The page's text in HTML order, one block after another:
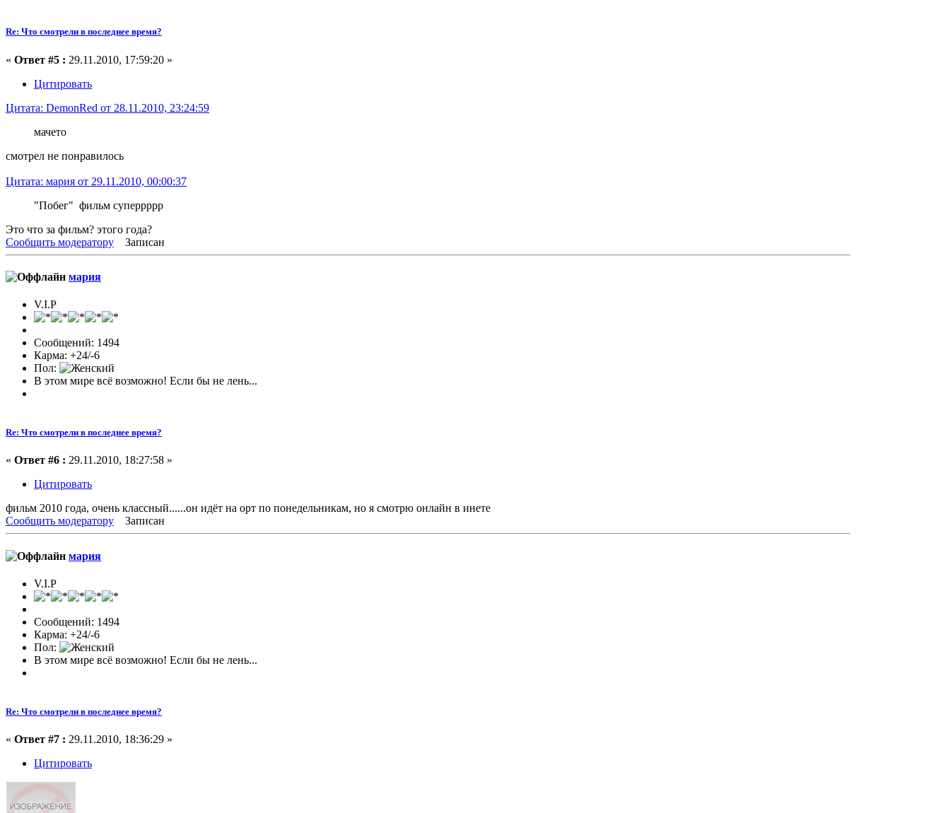
Re: Что смотрели в последнее время?
« Ответ #5 : 29.11.2010, 17:59:20 »
Цитировать
Цитата: DemonRed от 28.11.2010, 23:24:59
мачето
смотрел не понравилось
Цитата: мария от 29.11.2010, 00:00:37
"Побег" фильм суперрррр
Это что за фильм? этого года?
Сообщить модератору
Записан
мария
V.I.P
Сообщений: 1494
Карма: +24/-6
Пол:
В этом мире всё возможно! Если бы не лень...
Re: Что смотрели в последнее время?
« Ответ #6 : 29.11.2010, 18:27:58 »
Цитировать
фильм 2010 года, очень классный......он идёт на орт по понедельникам, но я смотрю онлайн в инете
Сообщить модератору
Записан
мария
V.I.P
Сообщений: 1494
Карма: +24/-6
Пол:
В этом мире всё возможно! Если бы не лень...
Re: Что смотрели в последнее время?
« Ответ #7 : 29.11.2010, 18:36:29 »
Цитировать